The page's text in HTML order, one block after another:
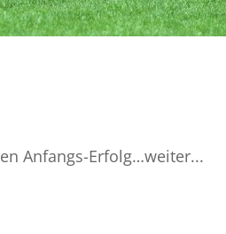
Anfangs-Erfolg…weiter...